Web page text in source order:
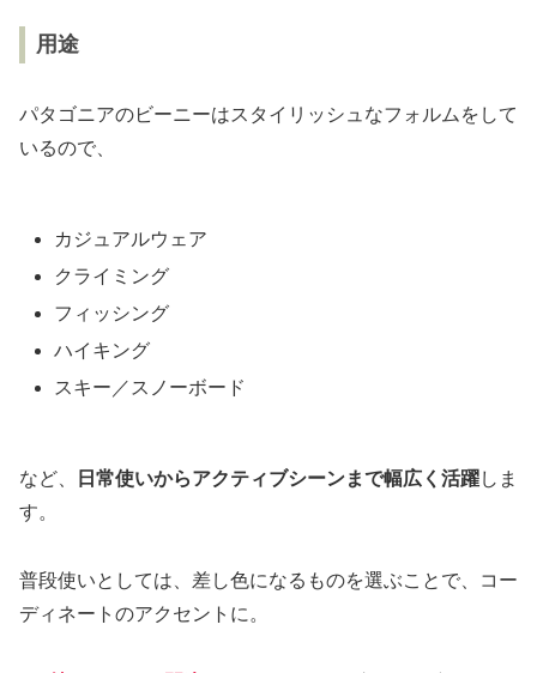
用途
パタゴニアのビーニーはスタイリッシュなフォルムをして
いるので、
カジュアルウェア
クライミング
フィッシング
ハイキング
スキー／スノーボード
など、 日常使いからアクティブシーンまで幅広く活躍しま
す。
普段使いとしては、差し色になるものを選ぶことで、コー
ディネートのアクセントに。